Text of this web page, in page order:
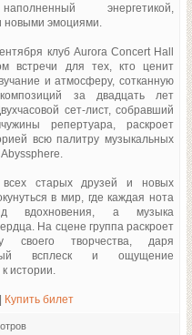
энергетикой,
новыми эмоциями.
клуб Aurora Concert Hall
встречи для тех, кто ценит
и атмосферу, сотканную
за двадцать лет
сет-лист, собравший
репертуара, раскроет
всю палитру музыкальных
всех старых друзей и новых
в мир, где каждая нота
вдохновения, а музыка
На сцене группа раскроет
своего творчества, даря
всплеск и ощущение
истории.
Купить билет